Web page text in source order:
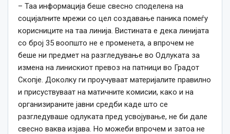
– Таа информација беше свесно споделена на
социјалните мрежи со цел создавање паника помеѓу
корисниците на таа линија. Вистината е дека линијата
со број 35 воопшто не е променета, а впрочем не
беше ни предмет на разгледување во Одлуката за
измена на линискиот превоз на патници во Градот
Скопје. Доколку ги проучуваат материјалите правилно
и присуствуваат на матичните комисии, како и на
организираните јавни средби каде што се
разгледуваше одлуката пред усвојување, не би дале
свесно ваква изјава. Но можеби впрочем и затоа не